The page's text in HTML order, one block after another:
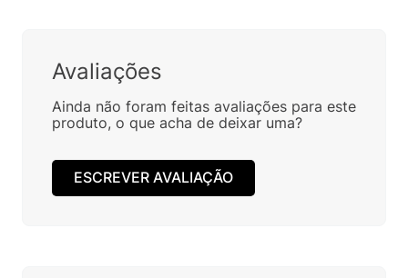
Avaliações
Ainda não foram feitas avaliações para este
produto, o que acha de deixar uma?
ESCREVER AVALIAÇÃO